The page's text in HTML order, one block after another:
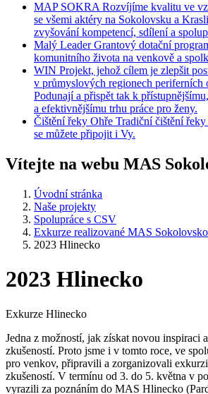
MAPSOKRA Rozvíjíme kvalitu ve
se všemi aktéry na Sokolovsku a
zvyšování kompetencí, sdílení a
Malý Leader Grantový dotační
komunitního života na venkově a
WIN Projekt, jehož cílem je zlepšit
v průmyslových regionech periferních
Podunají a přispět tak k
a efektivnějšímu trhu práce pro ženy.
Čištěnířeky Ohře Tradiční čištění
se můžete připojit i Vy.
Vítejte na webu MAS
Úvodní stránka
Naše projekty
Spolupráce s CSV
Exkurze realizované MAS Sokolovsko
2023 Hlinecko
2023 Hlinecko
Exkurze Hlinecko
Jedna z možností, jak získat novou inspiraci
zkušeností. Proto jsme i v tomto roce, ve
pro venkov, připravili a zorganizovali
zkušeností. V termínu od 3. do 5. května v
vyrazili za poznáním do MAS Hlinecko